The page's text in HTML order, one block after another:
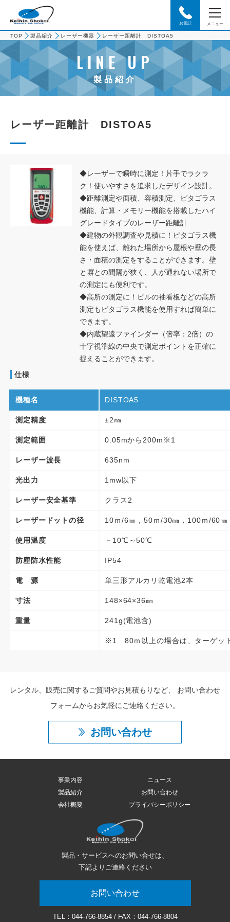
メニュー
お電話
TOP 製品紹介 レーザー機器 レーザー距離計 DISTOA5
LINE UP
製品紹介
レーザー距離計 DISTOA5
◆レーザーで瞬時に測定！片手でラクラ
ク！使いやすさを追求したデザイン設計。
◆距離測定や面積、容積測定、ピタゴラス
機能、計算・メモリー機能を搭載したハイ
グレードタイプのレーザー距離計
◆建物の外観調査や見積に！ピタゴラス機
能を使えば、離れた場所から屋根や壁の長
さ・面積の測定をすることができます。壁
と塀との間隔が狭く、人が通れない場所で
の測定にも便利です。
◆高所の測定に！ビルの袖看板などの高所
測定もピタゴラス機能を使用すれば簡単に
できます。
◆内蔵望遠ファインダー（倍率：2倍）の
十字視準線の中央で測定ポイントを正確に
捉えることができます。
仕様
機種名 DISTOA5
測定精度 ±2㎜
測定範囲 0.05mから200m※1
レーザー波長 635nm
光出力 1mw以下
レーザー安全基準 クラス2
レーザードットの径 10ｍ/6㎜，50ｍ/30㎜，100ｍ/60㎜
使用温度 －10℃～50℃
防塵防水性能 IP54
電 源 単三形アルカリ乾電池2本
寸法 148×64×36㎜
重量 241g(電池含)
※1 80ｍ以上の場合は、ターゲッ
レンタル、販売に関するご質問やお見積もりなど、
お問い合わせ
フォームからお気軽にご連絡ください。
お問い合わせ
事業内容
ニュース
製品紹介
お問い合わせ
会社概要
プライバシーポリシー
製品・サービスへのお問い合せは、
下記よりご連絡ください
お問い合わせ
TEL： 044-766-8854/ FAX：044-766-8804